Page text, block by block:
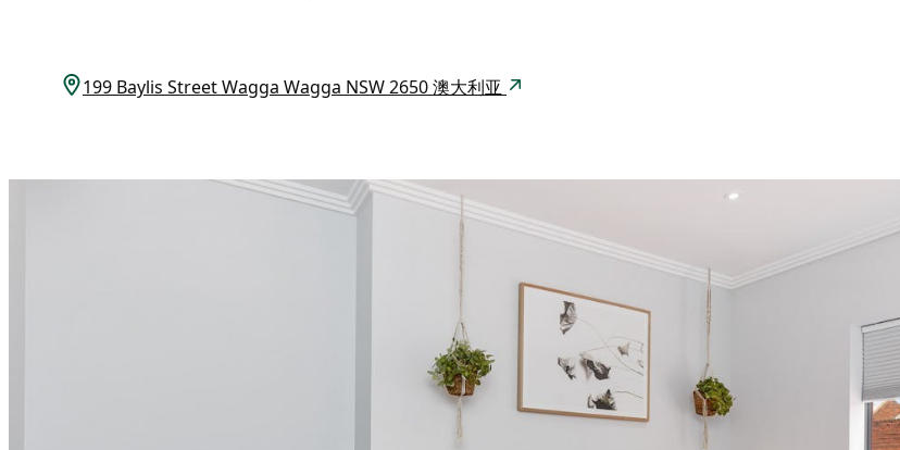
199 Baylis Street Wagga Wagga NSW 2650 澳大利亚